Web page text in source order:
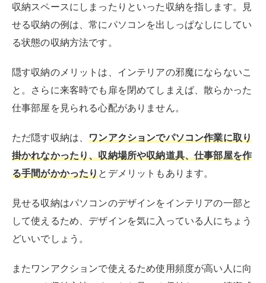
収納スペースにしまったりといった収納を指します。見
せる収納の例は、常にパソコンを出しっぱなしにしてい
る状態の収納方法です。
隠す収納のメリットは、インテリアの邪魔にならないこ
と。さらに来客時でも扉を閉めてしまえば、散らかった
仕事部屋を見られる心配がありません。
ただ隠す収納は、ワンアクションでパソコン作業に取り
掛かれなかったり、収納場所や収納道具、仕事部屋を作
る手間がかかったりとデメリットもあります。
見せる収納はパソコンのデザインをインテリアの一部と
して使えるため、デザインを気に入っている人にちょう
どいいでしょう。
またワンアクションで使えるため使用頻度が高い人に向